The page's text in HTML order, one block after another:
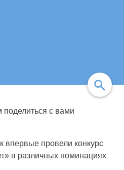
с вами
впервые провели конкурс
в различных номинациях